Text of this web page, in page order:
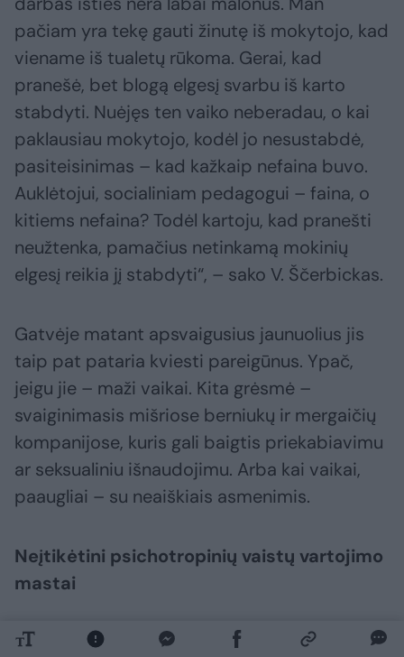
pačiam yra tekę gauti žinutę iš mokytojo, kad
viename iš tualetų rūkoma. Gerai, kad
pranešė, bet blogą elgesį svarbu iš karto
stabdyti. Nuėjęs ten vaiko neberadau, o kai
paklausiau mokytojo, kodėl jo nesustabdė,
pasiteisinimas – kad kažkaip nefaina buvo.
Auklėtojui, socialiniam pedagogui – faina, o
kitiems nefaina? Todėl kartoju, kad pranešti
neužtenka, pamačius netinkamą mokinių
elgesį reikia jį stabdyti“, – sako V. Ščerbickas.
Gatvėje matant apsvaigusius jaunuolius jis
taip pat pataria kviesti pareigūnus. Ypač,
jeigu jie – maži vaikai. Kita grėsmė –
svaiginimasis mišriose berniukų ir mergaičių
kompanijose, kuris gali baigtis priekabiavimu
ar seksualiniu išnaudojimu. Arba kai vaikai,
paaugliai – su neaiškiais asmenimis.
Neįtikėtini psichotropinių vaistų vartojimo
mastai
Kitą Lietuvos problemą – neįtikėtinus